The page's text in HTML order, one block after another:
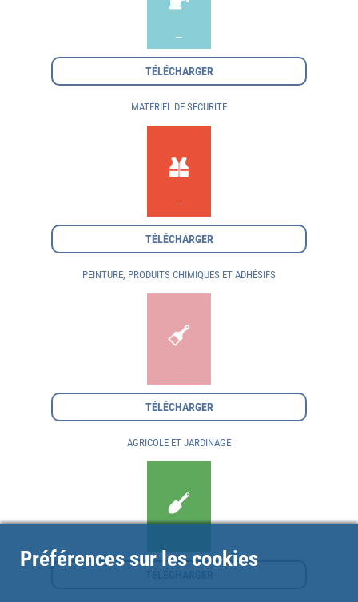
TÉLÉCHARGER
MATÉRIEL DE SÉCURITÉ
TÉLÉCHARGER
PEINTURE, PRODUITS CHIMIQUES ET ADHÉSIFS
TÉLÉCHARGER
AGRICOLE ET JARDINAGE
Préférences sur les cookies